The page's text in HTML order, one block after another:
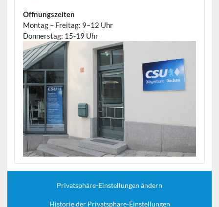
Öffnungszeiten
Montag – Freitag: 9–12 Uhr
Donnerstag: 15-19 Uhr
Privatsphäre-Einstellungen ändern
Historie der Privatsphäre-Einstellungen